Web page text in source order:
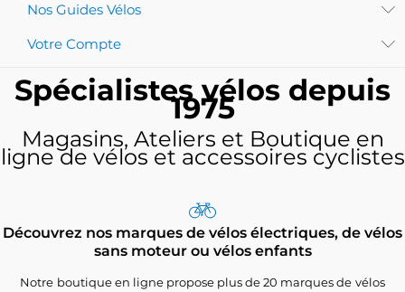
Nos Guides Vélos
Votre Compte
Spécialistes vélos depuis
1975
Magasins, Ateliers et Boutique en
ligne de vélos et accessoires cyclistes
Découvrez nos marques de vélos électriques, de vélos
sans moteur ou vélos enfants
Notre boutique en ligne propose plus de 20 marques de vélos